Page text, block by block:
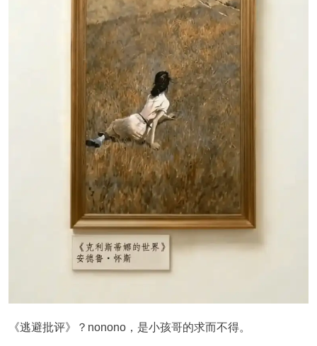
《逃避批评》？nonono，是小孩哥的求而不得。